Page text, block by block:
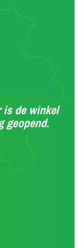
is de winkel
geopend.